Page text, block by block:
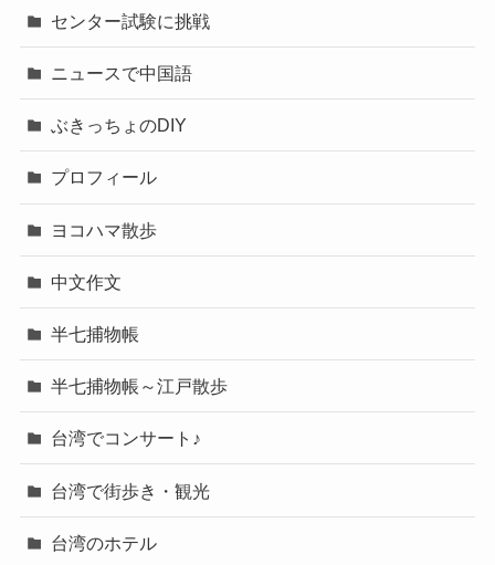
センター試験に挑戦
ニュースで中国語
ぶきっちょのDIY
プロフィール
ヨコハマ散歩
中文作文
半七捕物帳
半七捕物帳～江戸散歩
台湾でコンサート♪
台湾で街歩き・観光
台湾のホテル